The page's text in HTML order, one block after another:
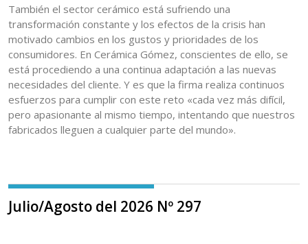
También el sector cerámico está sufriendo una
transformación constante y los efectos de la crisis han
motivado cambios en los gustos y prioridades de los
consumidores. En Cerámica Gómez, conscientes de ello, se
está procediendo a una continua adaptación a las nuevas
necesidades del cliente. Y es que la firma realiza continuos
esfuerzos para cumplir con este reto «cada vez más difícil,
pero apasionante al mismo tiempo, intentando que nuestros
fabricados lleguen a cualquier parte del mundo».
Julio/Agosto del 2026 Nº 297